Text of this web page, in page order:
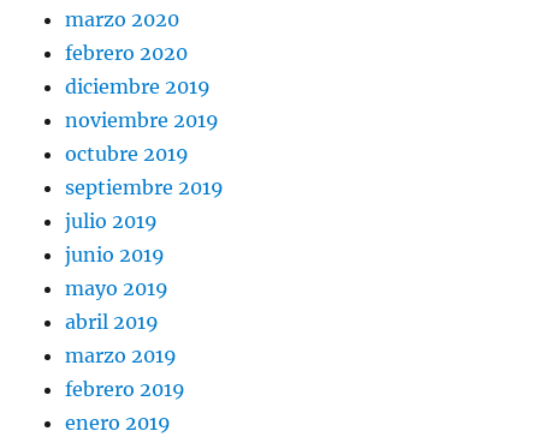
marzo 2020
febrero 2020
diciembre 2019
noviembre 2019
octubre 2019
septiembre 2019
julio 2019
junio 2019
mayo 2019
abril 2019
marzo 2019
febrero 2019
enero 2019